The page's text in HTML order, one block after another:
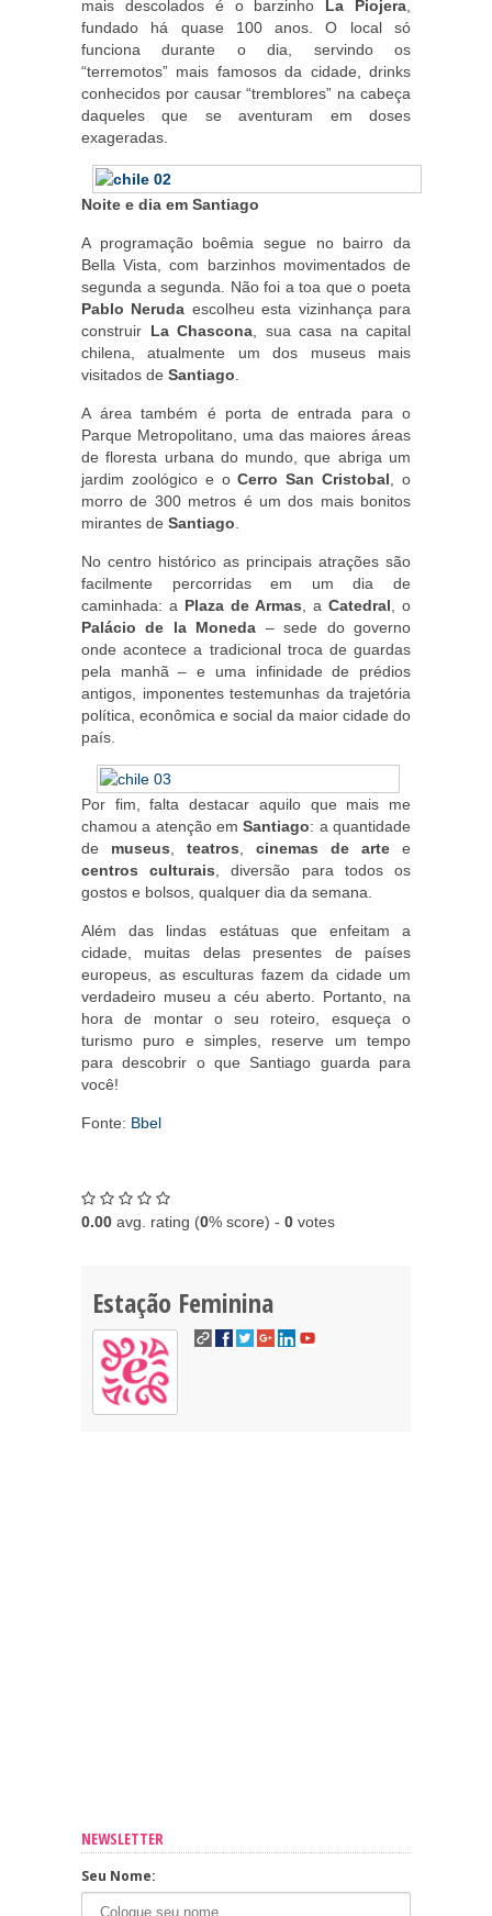
mais descolados é o barzinho La Piojera
fundado há quase 100 anos. O local só
funciona durante o dia, servindo os
“terremotos” mais famosos da cidade, drinks
conhecidos por causar “tremblores” na cabeça
daqueles que se aventuram em doses
exageradas.
Noite e dia em Santiago
A programação boêmia segue no bairro da
Bella Vista, com barzinhos movimentados de
segunda a segunda. Não foi a toa que o poeta
Pablo Neruda escolheu esta vizinhança para
construir La Chascona , sua casa na capital
chilena, atualmente um dos museus mais
visitados de Santiago
A área também é porta de entrada para o
Parque Metropolitano, uma das maiores áreas
de floresta urbana do mundo, que abriga um
jardim zoológico e oCerro San Cristobal , o
morro de 300 metros é um dos mais bonitos
mirantes de Santiago
No centro histórico as principais atrações são
facilmente percorridas em um dia de
caminhada: a Plaza de Armas , a Catedral , o
Palácio de la Moneda – sede do governo
onde acontece a tradicional troca de guardas
pela manhã – e uma infinidade de prédios
antigos, imponentes testemunhas da trajetória
política, econômica e social da maior cidade do
país.
Por fim, falta destacar aquilo que mais me
chamou a atenção emSantiago: a quantidade
de museus teatros cinemas de arte e
centros culturais , diversão para todos os
gostos e bolsos, qualquer dia da semana.
Além das lindas estátuas que enfeitam a
cidade, muitas delas presentes de países
europeus, as esculturas fazem da cidade um
verdadeiro museu a céu aberto. Portanto, na
hora de montar o seu roteiro, esqueça o
turismo puro e simples, reserve um tempo
para descobrir o que Santiago guarda para
você!
Fonte: Bbel
0.00 avg. rating (0% score) - 0 votes
Estação Feminina
NEWSLETTER
Seu Nome: